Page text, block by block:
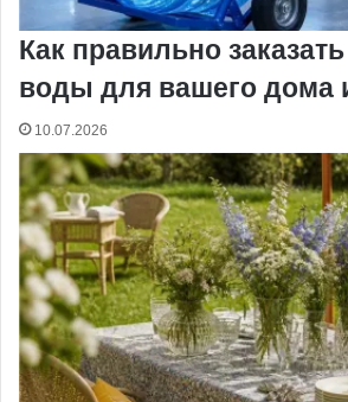
Как правильно
воды для вашего дома
10.07.2026